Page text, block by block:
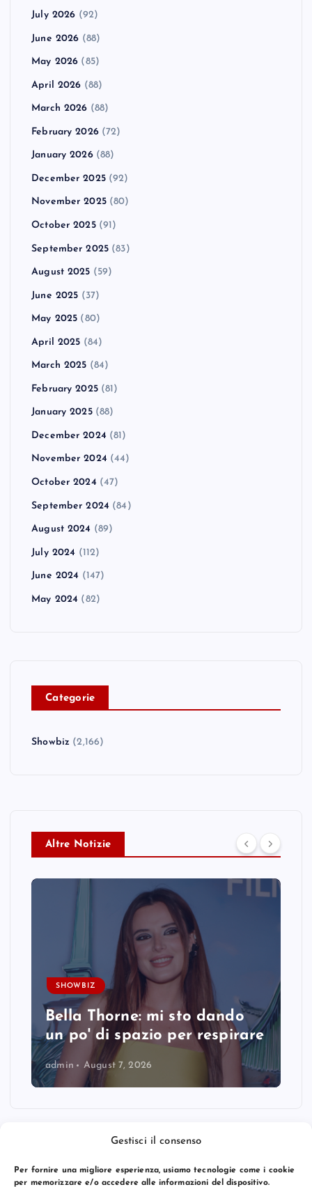
Gestisci il consenso
Per fornire una migliore esperienza, usiamo tecnologie come i cookie
per memorizzare e/o accedere alle informazioni del dispositivo.
July 2026 (92)
June 2026 (88)
May 2026 (85)
April 2026 (88)
March 2026 (88)
February 2026(72)
January 2026(88)
December 2025(92)
November 2025(80)
October 2025(91)
September 2025 (83)
August 2025 (59)
June 2025 (37)
May 2025 (80)
April 2025 (84)
March 2025 (84)
February 2025(81)
January 2025(88)
December 2024 (81)
November 2024 (44)
October 2024 (47)
September 2024 (84)
August 2024 (89)
July 2024 (112)
June 2024 (147)
May 2024 (82)
Categorie
Showbiz (2,166)
Altre Notizie
SHOWBIZ
Bella Thorne: mi sto dando
un po' di spazio per respirare
admin August 7, 2026